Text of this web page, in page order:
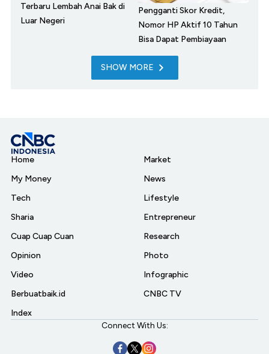
Terbaru Lembah Anai Bak di
Luar Negeri
Pengganti Skor Kredit,
Nomor HP Aktif 10 Tahun
Bisa Dapat Pembiayaan
SHOW MORE
Home
My Money
Tech
Sharia
Cuap Cuap Cuan
Opinion
Video
Berbuatbaik.id
Index
Market
News
Lifestyle
Entrepreneur
Research
Photo
Infographic
CNBC TV
Connect With Us: